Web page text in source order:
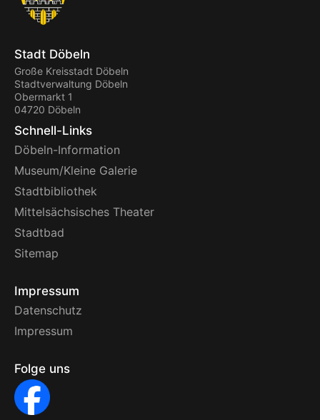
Stadt Döbeln
Große Kreisstadt Döbeln
Stadtverwaltung Döbeln
Obermarkt 1
04720 Döbeln
Schnell-Links
Döbeln-Information
Museum/Kleine Galerie
Stadtbibliothek
Mittelsächsisches Theater
Stadtbad
Sitemap
Impressum
Datenschutz
Impressum
Folge uns